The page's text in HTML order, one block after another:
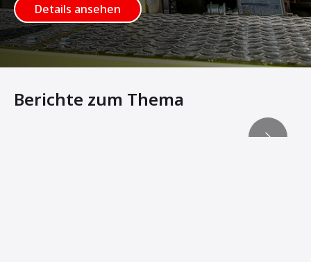
Details ansehen
Berichte zum Thema